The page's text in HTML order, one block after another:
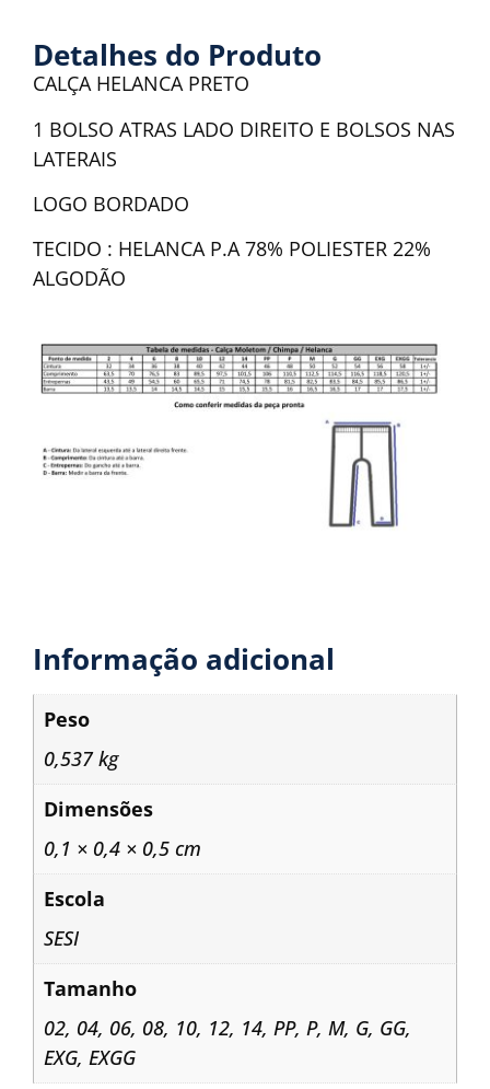
Detalhes do Produto
CALÇA HELANCA PRETO
1 BOLSO ATRAS LADO DIREITO E BOLSOS NAS
LATERAIS
LOGO BORDADO
TECIDO : HELANCA P.A 78% POLIESTER 22%
ALGODÃO
Informação adicional
Peso
0,537 kg
Dimensões
0,1 × 0,4 × 0,5 cm
Escola
SESI
Tamanho
02, 04, 06, 08, 10, 12, 14, PP, P, M, G, GG,
EXG, EXGG